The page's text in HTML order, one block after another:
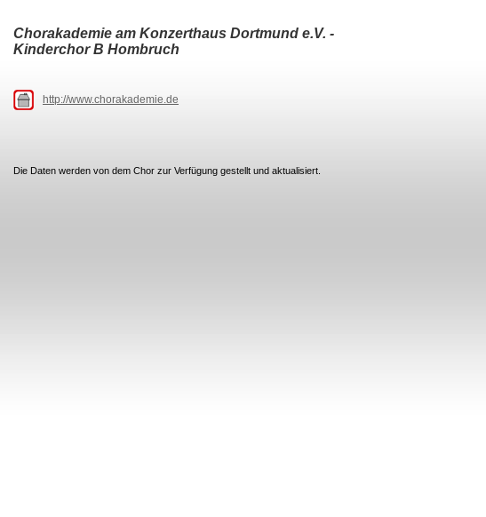
Chorakademie am Konzerthaus Dortmund e.V. -
Kinderchor B Hombruch
http://www.chorakademie.de
Die Daten werden von dem Chor zur Verfügung gestellt und aktualisiert.